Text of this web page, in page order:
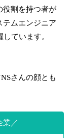
役割を持つ者が
テムエンジニア
ています。
さんの顔とも
業